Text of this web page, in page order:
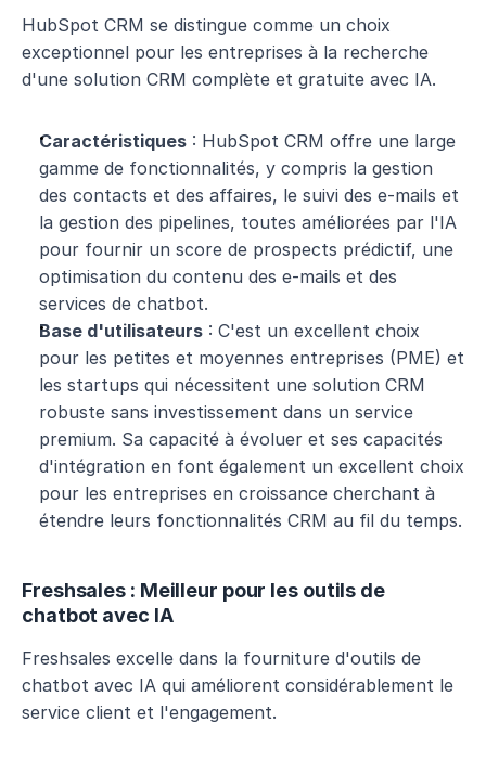
HubSpot CRM se distingue comme un choix
exceptionnel pour les entreprises à la recherche
d'une solution CRM complète et gratuite avec IA.
Caractéristiques : HubSpot CRM offre une large
gamme de fonctionnalités, y compris la gestion
des contacts et des affaires, le suivi des e-mails et
la gestion des pipelines, toutes améliorées par l'IA
pour fournir un score de prospects prédictif, une
optimisation du contenu des e-mails et des
services de chatbot.
Base d'utilisateurs : C'est un excellent choix
pour les petites et moyennes entreprises (PME) et
les startups qui nécessitent une solution CRM
robuste sans investissement dans un service
premium. Sa capacité à évoluer et ses capacités
d'intégration en font également un excellent choix
pour les entreprises en croissance cherchant à
étendre leurs fonctionnalités CRM au fil du temps.
Freshsales : Meilleur pour les outils de
chatbot avec IA
Freshsales excelle dans la fourniture d'outils de
chatbot avec IA qui améliorent considérablement le
service client et l'engagement.